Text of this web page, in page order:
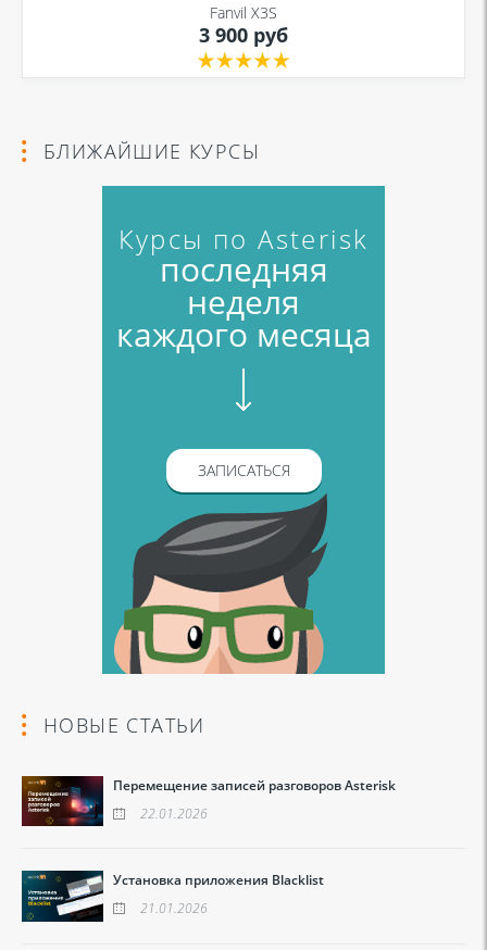
Я даю согласие на обработку моих персональных данных для связи
Политикой в отношении обработки персональных
Fanvil X3S
3 900 руб
БЛИЖАЙШИЕ КУРСЫ
Курсы по Asterisk
последняя
неделя
каждого месяца
ЗАПИСАТЬСЯ
НОВЫЕ СТАТЬИ
Перемещение записей разговоров Asterisk
22.01.2026
Установка приложения Blacklist
21.01.2026